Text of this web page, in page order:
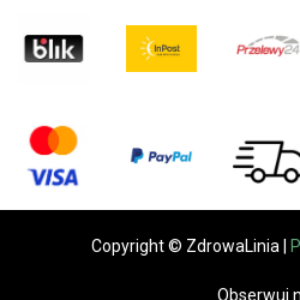
Copyright © ZdrowaLinia |
Obserwuj